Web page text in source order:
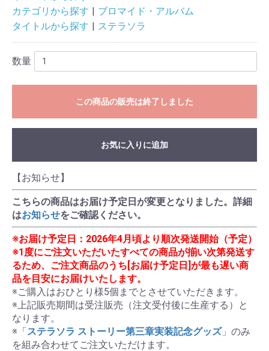
カテゴリから探す
ブロマイド・アルバム
タイトルから探す
ステラソラ
数量
この商品の販売は終了しました
お気に入りに追加
【お知らせ】
こちらの商品はお届け予定日が変更となりました。詳細
はお知らせをご確認ください。
※お届け予定日：2026年4月頃より順次発送開始（予定）
※1度にご注文いただいたすべての商品が揃い次第発送す
るため、ご注文商品のうち[お届け予定日]が最も遅い商
品を目安にお届けいたします。
※ご購入はおひとり様5個までとさせていただきます。
※上記販売期間は受注販売（注文受付後に生産する）と
なります。
※「ステラソラ ストーリー第三章実装記念グッズ」のみ
を組み合わせてご注文いただけます。